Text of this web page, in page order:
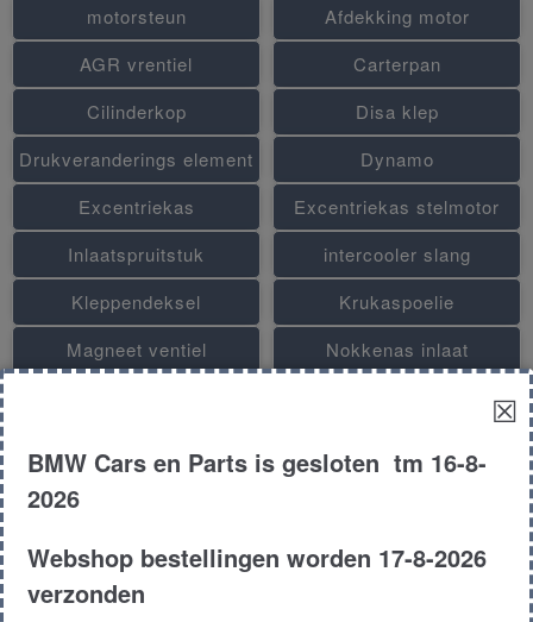
motorsteun
Afdekking motor
AGR vrentiel
Carterpan
Cilinderkop
Disa klep
Drukveranderings element
Dynamo
Excentriekas
Excentriekas stelmotor
Inlaatspruitstuk
intercooler slang
Kleppendeksel
Krukaspoelie
Magneet ventiel
Nokkenas inlaat
Riemspanner
Vacuumpomp
☒
BMW Cars en Parts is gesloten tm 16-8-
2026
Webshop bestellingen worden 17-8-2026
verzonden